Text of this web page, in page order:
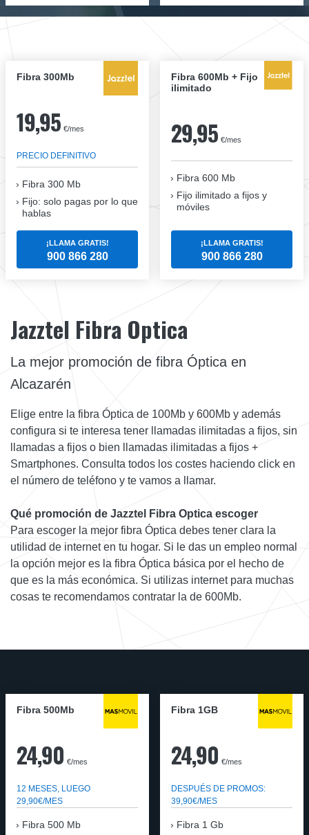
Fibra 300Mb
19,95 €/mes
PRECIO DEFINITIVO
Fibra 300 Mb
Fijo: solo pagas por lo que
hablas
¡LLAMA GRATIS!
900 866 280
Fibra 600Mb + Fijo
ilimitado
29,95 €/mes
Fibra 600 Mb
Fijo ilimitado a fijos y
móviles
¡LLAMA GRATIS!
900 866 280
Jazztel Fibra Optica
La mejor promoción de fibra Óptica en
Alcazarén
Elige entre la fibra Óptica de 100Mb y 600Mb y además
configura si te interesa tener llamadas ilimitadas a fijos, sin
llamadas a fijos o bien llamadas ilimitadas a fijos +
Smartphones. Consulta todos los costes haciendo click en
el número de teléfono y te vamos a llamar.
Qué promoción de Jazztel Fibra Optica escoger
Para escoger la mejor fibra Óptica debes tener clara la
utilidad de internet en tu hogar. Si le das un empleo normal
la opción mejor es la fibra Óptica básica por el hecho de
que es la más económica. Si utilizas internet para muchas
cosas te recomendamos contratar la de 600Mb.
Fibra 500Mb
24,90 €/mes
12 MESES, LUEGO
29,90€/MES
Fibra 500 Mb
Fibra 1GB
24,90 €/mes
DESPUÉS DE PROMOS:
39,90€/MES
Fibra 1 Gb